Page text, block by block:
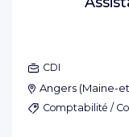
CDI
Angers (Maine-
Comptabilité /